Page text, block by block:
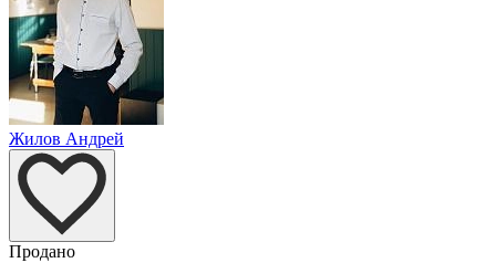
Жилов Андрей
Продано